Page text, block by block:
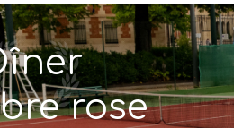
rose